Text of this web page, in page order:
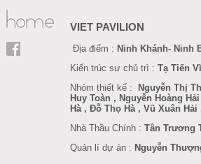
VIET PAVILION
Địa điểm : Ninh Khánh- Ninh
Kiến trúc sư chủ trì : Tạ Tiến
Nhóm thiết kế : Nguyễn Thị
Huy Toàn , Nguyễn Hoàng
Hà , Đỗ Thọ Hà , Vũ Xuân
Nhà Thầu Chính : Tân Trương
Quản lí dự án : Nguyễn